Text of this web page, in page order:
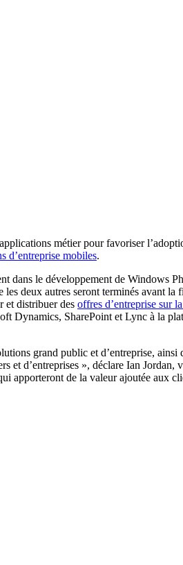
métier pour favoriser
d’entreprise mobiles.
dans le développement de Windows
les deux autres seront terminés avant
et distribuer des offres d’entreprise sur
Dynamics, SharePoint et Lync à la
grand public et d’entreprise,
et d’entreprises », déclare Ian
apporteront de la valeur ajoutée aux